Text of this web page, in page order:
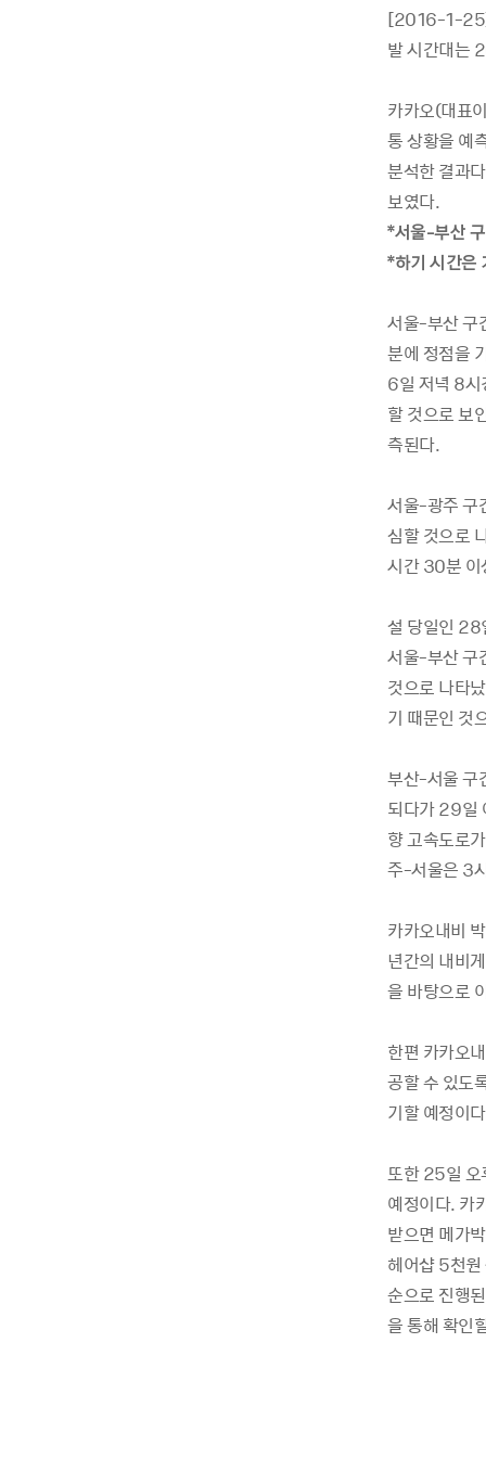
[2016-1-25]
발 시간대는
카카오(대표
통 상황을 예
분석한 결과
보였다.
*서울-부산
*하기 시간은
서울-부산 구
분에 정점을
6일 저녁 8시
할 것으로 보
측된다.
서울-광주 구
심할 것으로
시간 30분 이
설 당일인 28
서울-부산 구
것으로 나타
기 때문인 것
부산-서울 구
되다가 29일
향 고속도로
주-서울은 3
카카오내비
년간의 내비
을 바탕으로
한편 카카오
공할 수 있도
기할 예정이
또한 25일 오
예정이다. 카
받으면 메가
헤어샵 5천
순으로 진행
을 통해 확인